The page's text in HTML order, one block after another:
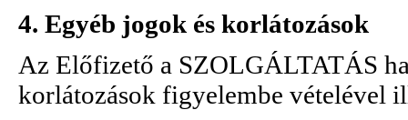
4. Egyéb jogok és korlátozások
Az Előfizető a SZOLGÁLTATÁS
korlátozások figyelembe vételével